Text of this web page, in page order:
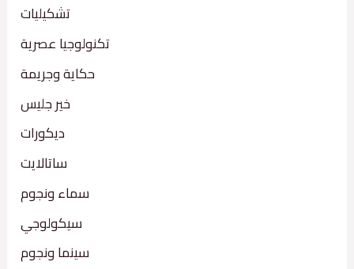
تشكيليات
تكنولوجيا عصرية
حكاية وجريمة
خير جليس
ديكورات
ساتالايت
سماء ونجوم
سيكولوجي
سينما ونجوم